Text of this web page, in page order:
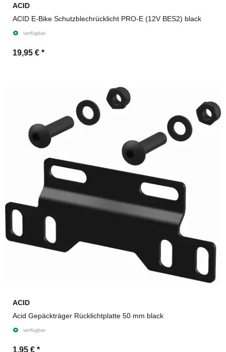
ACID
ACID E-Bike Schutzblechrücklicht PRO-E (12V BES2) black
verfügbar
19,95 € *
ACID
Acid Gepäckträger Rücklichtplatte 50 mm black
verfügbar
1,95 € *